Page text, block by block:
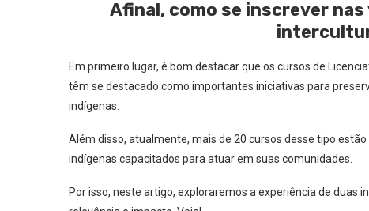
Afinal, como se inscrever
Em primeiro lugar, é bom destacar que os cursos de
têm se destacado como importantes iniciativas para
indígenas.
Além disso, atualmente, mais de 20 cursos desse tipo
indígenas capacitados para atuar em suas comunidades.
Por isso, neste artigo, exploraremos a experiência de